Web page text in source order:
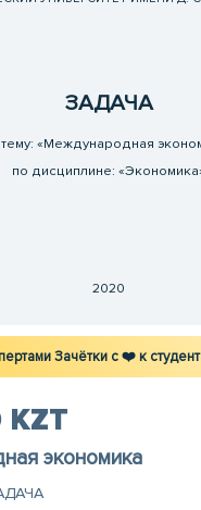
ЗАДАЧА
тему: «Международная
по дисциплине:
2020
Зачётки c ❤️ к
экономика